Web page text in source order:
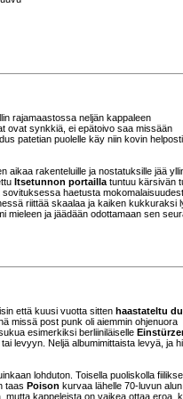
rajamaastossa neljän kappaleen
ovat synkkiä, ei epätoivo saa missään
patetian puolelle käy niin kovin helposti,
aikaa rakenteluille ja nostatuksille jää
Itsetunnon portailla tuntuu kärsivän
haetusta
riittää skaalaa ja kaiken kukkuraksi
mieleen ja jäädään odottamaan sen
että kuusi vuotta sitten haastateltu
missä post punk oli aiemmin ohjenuora
esimerkiksi berliiniläiselle
levyyn. Neljä albumimittaista levyä, ja
lohduton. Toisella puoliskolla
taas Poison kurvaa lähelle 70-luvun alun
mutta kappeleista on vaikea ottaa eroa,